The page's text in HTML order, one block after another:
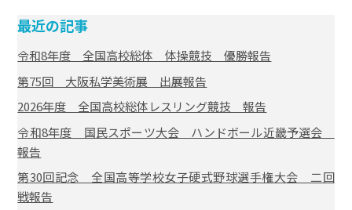
最近の記事
令和8年度 全国高校総体 体操競技 優勝報告
第75回 大阪私学美術展 出展報告
2026年度 全国高校総体レスリング競技 報告
令和8年度 国民スポーツ大会 ハンドボール近畿予選会
報告
第30回記念 全国高等学校女子硬式野球選手権大会 二回
戦報告